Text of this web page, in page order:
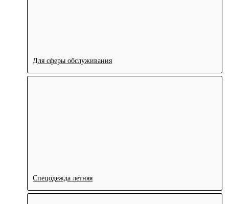
Для сферы обслуживания
Спецодежда летняя